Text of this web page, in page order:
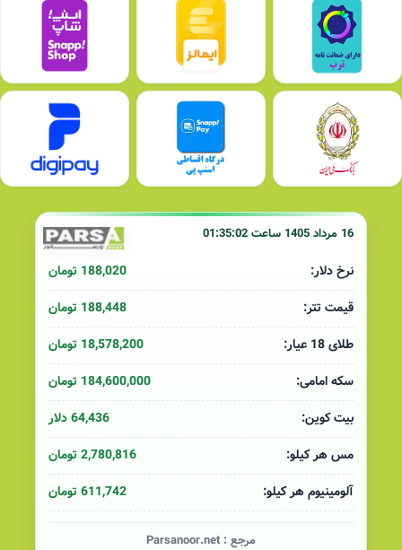
16 مرداد 1405 ساعت 01:35:02
نرخ دلار:
188,020 تومان
قیمت تتر:
188,448 تومان
طلای 18 عیار:
18,578,200 تومان
سکه امامی:
184,600,000 تومان
بیت کوین:
64,436 دلار
مس هر کیلو:
2,780,816 تومان
آلومینیوم هر کیلو:
611,742 تومان
مرجع : Parsanoor.net